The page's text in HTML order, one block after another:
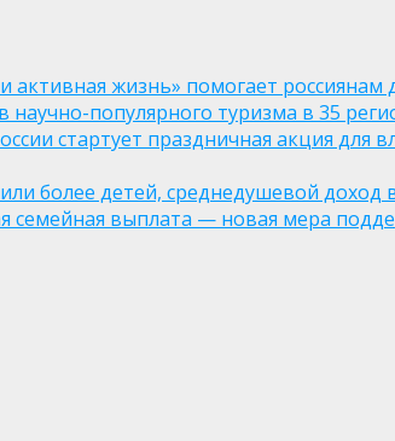
жизнь» помогает
популярного туризма в 35
стартует праздничная акция для
более детей, среднедушевой
семейная выплата — новая мера